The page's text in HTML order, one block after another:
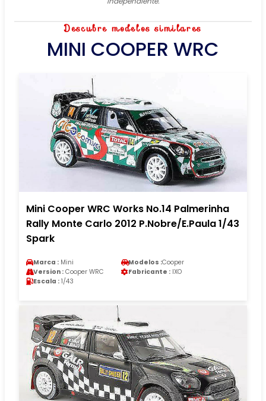
Descubre modelos similares
MINI COOPER WRC
Mini Cooper WRC Works No.14 Palmerinha
Rally Monte Carlo 2012 P.Nobre/E.Paula 1/43
Spark
Marca : Mini Modelos :Cooper
Version : Cooper WRC Fabricante : IXO
Escala : 1/43